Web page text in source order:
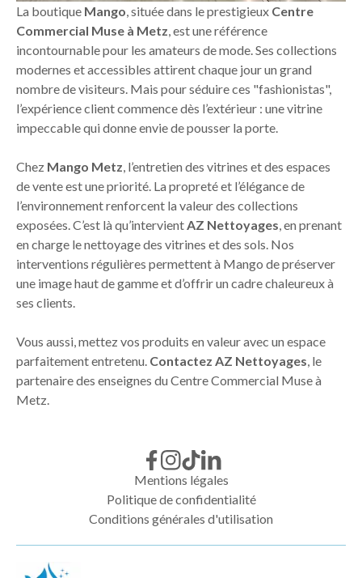
La boutique Mango , située dans le prestigieux Centre
Commercial Muse à Metz , est une référence
incontournable pour les amateurs de mode. Ses collections
modernes et accessibles attirent chaque jour un grand
nombre de visiteurs. Mais pour séduire ces "fashionistas",
l’expérience client commence dès l’extérieur : une vitrine
impeccable qui donne envie de pousser la porte.
Chez Mango Metz , l’entretien des vitrines et des espaces
de vente est une priorité. La propreté et l’élégance de
l’environnement renforcent la valeur des collections
exposées. C’est là qu’intervient AZ Nettoyages , en prenant
en charge le nettoyage des vitrines et des sols. Nos
interventions régulières permettent à Mango de préserver
une image haut de gamme et d’offrir un cadre chaleureux à
ses clients.
Vous aussi, mettez vos produits en valeur avec un espace
parfaitement entretenu. Contactez AZ Nettoyages , le
partenaire des enseignes du Centre Commercial Muse à
Metz.
Mentions légales
Politique de confidentialité
Conditions générales d'utilisation